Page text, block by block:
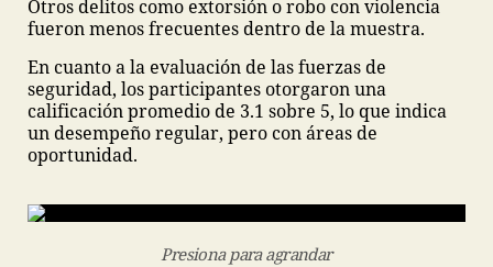
Otros delitos como extorsión o robo con violencia
fueron menos frecuentes dentro de la muestra.
En cuanto a la evaluación de las fuerzas de
seguridad, los participantes otorgaron una
calificación promedio de 3.1 sobre 5, lo que indica
un desempeño regular, pero con áreas de
oportunidad.
Presiona para agrandar